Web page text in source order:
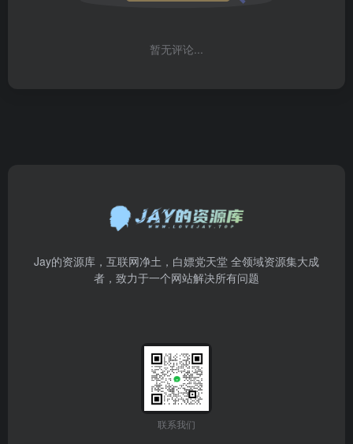
暂无评论...
Jay的资源库，互联网净土，白嫖党天堂 全领域资源集大成
者，致力于一个网站解决所有问题
联系我们